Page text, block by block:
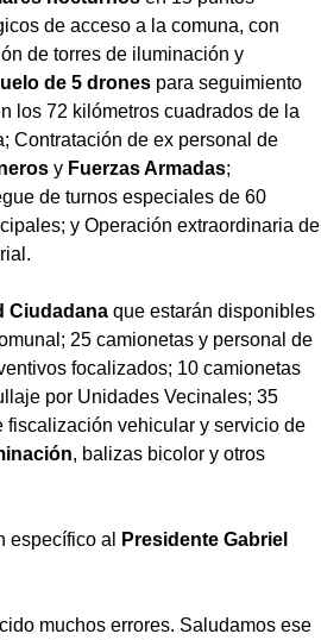
de acceso a la comuna, con
de torres de iluminación y
de 5 dronespara seguimiento
los 72 kilómetros cuadrados de la
Contratación de ex personal de
y Fuerzas Armadas;
de turnos especiales de 60
y Operación extraordinaria de
Ciudadana que estarán disponibles
25 camionetas y personal de
focalizados; 10 camionetas
por Unidades Vecinales; 35
vehicular y servicio de
, balizas bicolor y otros
específico al Presidente Gabriel
muchos errores. Saludamos ese